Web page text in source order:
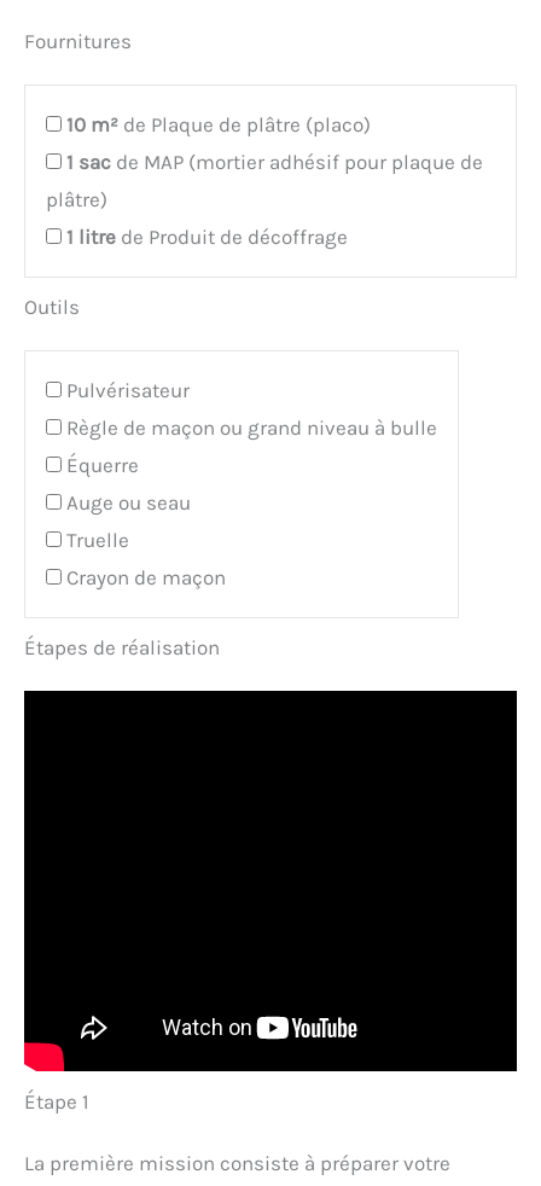
Fournitures
10 m² de Plaque de plâtre (placo)
1 sac de MAP (mortier adhésif pour plaque de
plâtre)
1 litre de Produit de décoffrage
Outils
Pulvérisateur
Règle de maçon ou grand niveau à bulle
Équerre
Auge ou seau
Truelle
Crayon de maçon
Étapes de réalisation
Étape 1
La première mission consiste à préparer votre